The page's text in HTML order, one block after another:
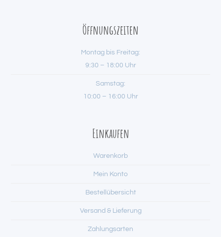
Öffnungszeiten
Montag bis Freitag:
9:30 – 18:00 Uhr
Samstag:
10:00 – 16:00 Uhr
Einkaufen
Warenkorb
Mein Konto
Bestellübersicht
Versand & Lieferung
Zahlungsarten